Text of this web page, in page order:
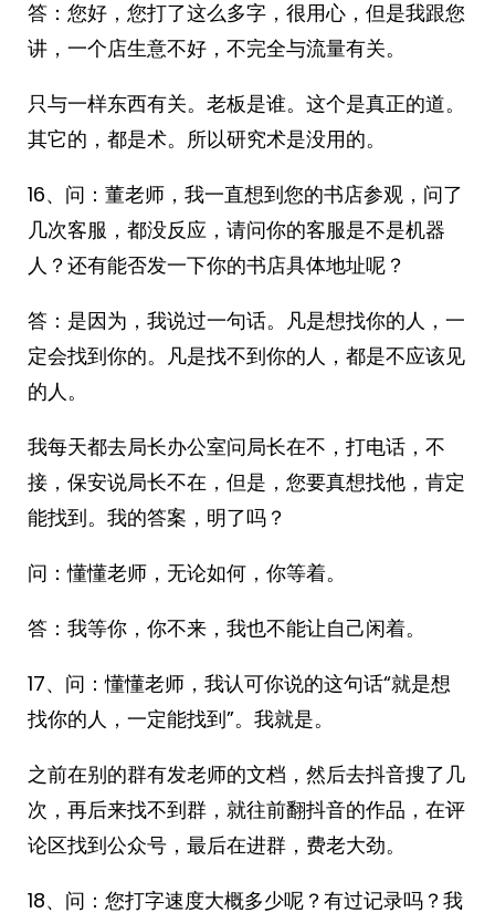
答：您好，您打了这么多字，很用心，但是我跟您
讲，一个店生意不好，不完全与流量有关。
只与一样东西有关。老板是谁。这个是真正的道。
其它的，都是术。所以研究术是没用的。
16、问：董老师，我一直想到您的书店参观，问了
几次客服，都没反应，请问你的客服是不是机器
人？还有能否发一下你的书店具体地址呢？
答：是因为，我说过一句话。凡是想找你的人，一
定会找到你的。凡是找不到你的人，都是不应该见
的人。
我每天都去局长办公室问局长在不，打电话，不
接，保安说局长不在，但是，您要真想找他，肯定
能找到。我的答案，明了吗？
问：懂懂老师，无论如何，你等着。
答：我等你，你不来，我也不能让自己闲着。
17、问：懂懂老师，我认可你说的这句话“就是想
找你的人，一定能找到”。我就是。
之前在别的群有发老师的文档，然后去抖音搜了几
次，再后来找不到群，就往前翻抖音的作品，在评
论区找到公众号，最后在进群，费老大劲。
18、问：您打字速度大概多少呢？有过记录吗？我